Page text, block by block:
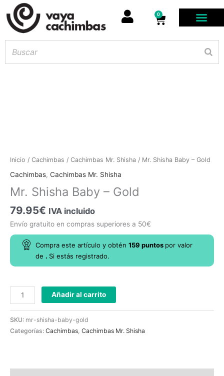
0
Carrito
Inicio / Cachimbas / Cachimbas Mr. Shisha / Mr. Shisha Baby – Gold
Cachimbas, Cachimbas Mr. Shisha
Mr. Shisha Baby – Gold
79.95€ IVA incluido
Envío gratuito en compras superiores a 50€
Compra este artículo y obtén 159 puntos por valor
de . Si estás registrado.
Mr.
Shisha
-
cantidad
Añadir al carrito
SKU: mr-shisha-baby-gold
Categorías: Cachimbas Cachimbas Mr. Shisha